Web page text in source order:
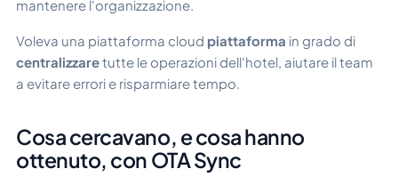
mantenere l'organizzazione.
Voleva una piattaforma cloud piattaforma in grado di
centralizzaretutte le operazioni dell'hotel, aiutare il team
a evitare errori e risparmiare tempo.
Cosa cercavano, e cosa hanno
ottenuto, con OTA Sync